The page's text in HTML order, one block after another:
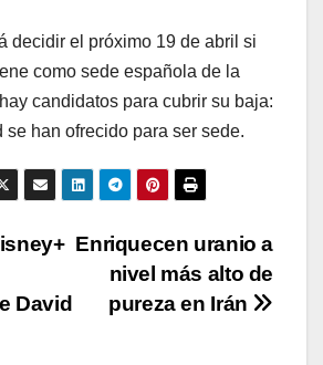
decidir el próximo 19 de abril si
como sede española de la
candidatos para cubrir su baja:
se han ofrecido para ser sede.
Enriquecen uranio a
nivel más alto de
pureza en Irán
David